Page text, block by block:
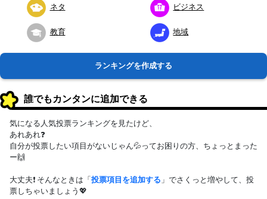
ネタ ビジネス
教育 地域
ランキングを作成する
誰でもカンタンに追加できる
気になる人気投票ランキングを見たけど、
あれあれ❓
自分が投票したい項目がないじゃん💦ってお困りの方、ちょっとまった
ー🙌
大丈夫❗ そんなときは「投票項目を追加する 」でさくっと増やして、投
票しちゃいましょう💖